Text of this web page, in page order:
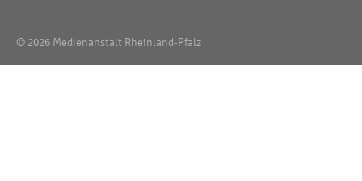
© 2026 Medienanstalt Rheinland-Pfalz